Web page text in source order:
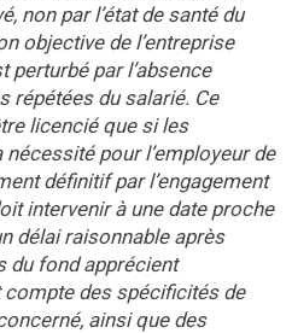
non par l’état de santé du
objective de l’entreprise
par l’absence
répétées du salarié. Ce
licencié que si les
pour l’employeur de
définitif par l’engagement
intervenir à une date proche
délai raisonnable après
du fond apprécient
des spécificités de
ainsi que des